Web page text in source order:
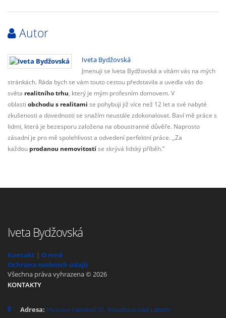
Autor
Iveta Bydžovská
Jmenuji se Iveta Bydžovská a vítám vás na mých
stránkách. Ráda bych se vám touto cestou představila a uvedla vás do
světa realitního trhu, který je mým profesním domovem. V
oblasti obchodu s realitami se pohybuji již více než 12 let a své nabyté
zkušenosti a dovednosti se snažím neustále zdokonalovat. Baví mě práce s
lidmi, která je bezesporu založena na oboustranné důvěře. Naprosto
zásadní je pro mě spolehlivost a odvedení perfektní práce. ,,Za
každou prodanou nemovitostí se skrývá lidský příběh.”
Iveta Bydžovská
Kontakt | O mně
Ochrana osobních údajů
Všechna práva vyhrazena © 2026
KONTAKTY
Adresa: Husovo náměstí 51, Roudnice nad Labem